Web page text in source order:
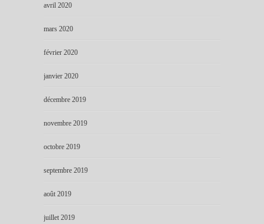
avril 2020
mars 2020
février 2020
janvier 2020
décembre 2019
novembre 2019
octobre 2019
septembre 2019
août 2019
juillet 2019